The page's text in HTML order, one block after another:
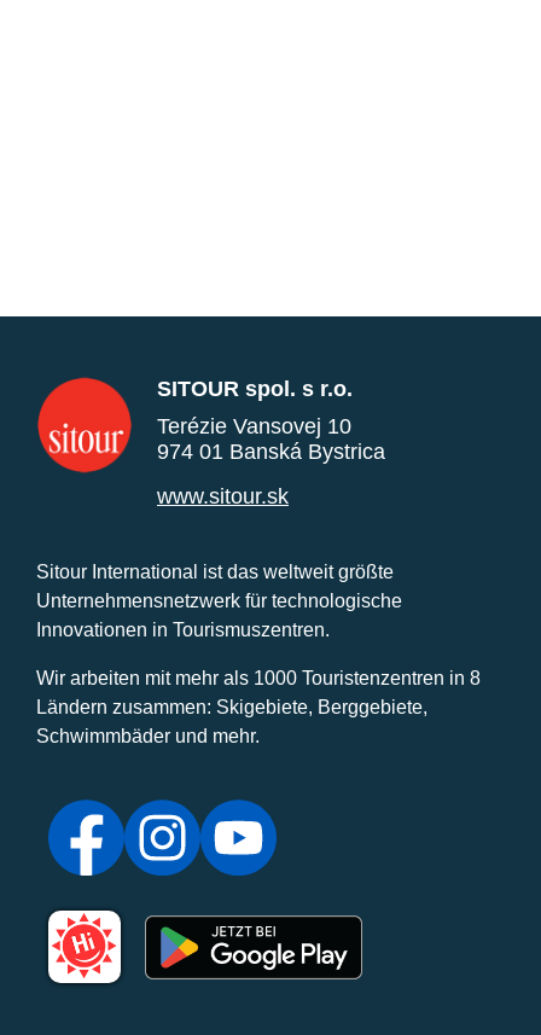
SITOUR spol. s r.o.
Terézie Vansovej 10
974 01 Banská Bystrica
www.sitour.sk
Sitour International ist das weltweit größte
Unternehmensnetzwerk für technologische
Innovationen in Tourismuszentren.
Wir arbeiten mit mehr als 1000 Touristenzentren in 8
Ländern zusammen: Skigebiete, Berggebiete,
Schwimmbäder und mehr.